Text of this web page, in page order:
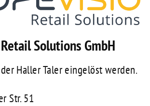
Solutions GmbH
Haller Taler eingelöst werden.
Str. 51